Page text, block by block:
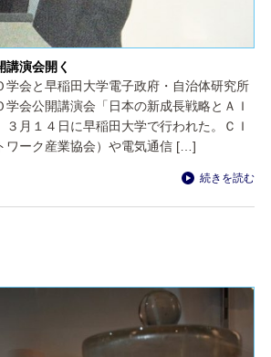
講演会開く
学会と早稲田大学電子政府・自治体研究所
会公開講演会「日本の新成長戦略とＡＩ
月１４日に早稲田大学で行われた。ＣＩ
ワーク産業協会）や電気通信 […]
続きを読む